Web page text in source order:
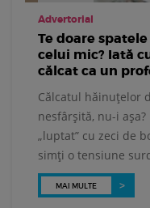
Advertorial
Te doare
celui mic? Iată
călcat ca un
Călcatul hăinuțelor
nesfârșită, nu-i
„luptat” cu zeci de
simți o tensiune
MAI MULTE